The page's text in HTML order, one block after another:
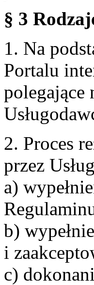
§ 3
1. Na
Portalu
polegające
2. Proces
przez
a)
b)
i
c)